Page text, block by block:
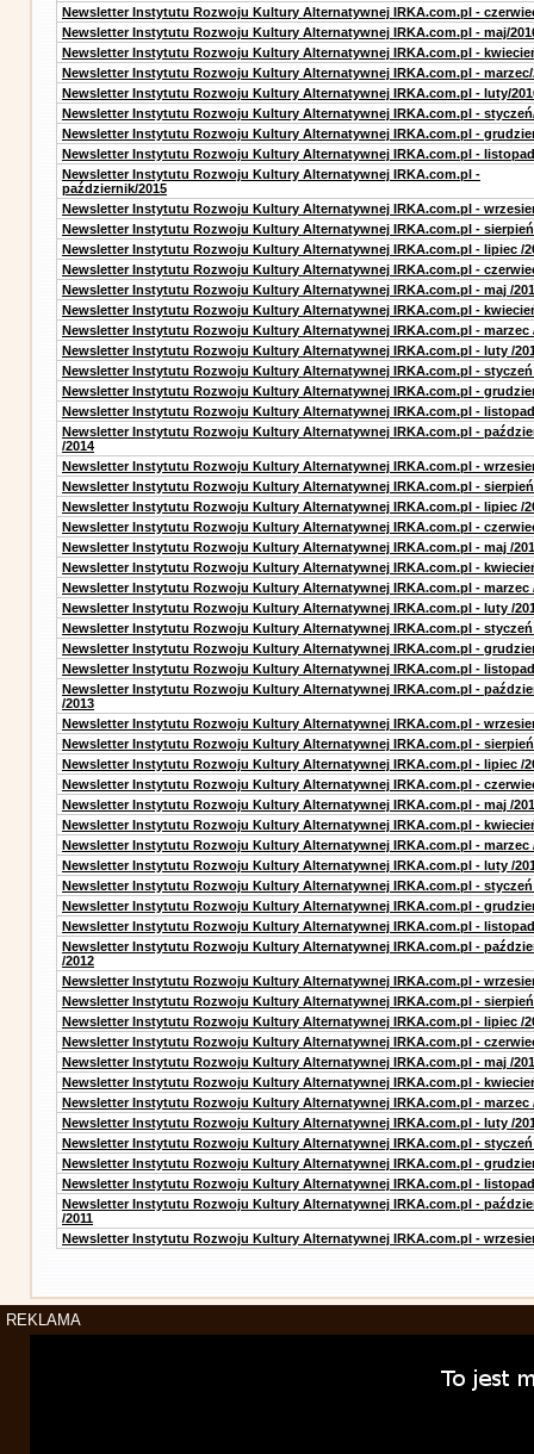
Newsletter Instytutu Rozwoju Kultury Alternatywnej IRKA.com.pl -
Newsletter Instytutu Rozwoju Kultury Alternatywnej IRKA.com.pl - maj/
Newsletter Instytutu Rozwoju Kultury Alternatywnej IRKA.com.pl -
Newsletter Instytutu Rozwoju Kultury Alternatywnej IRKA.com.pl - marzec/
Newsletter Instytutu Rozwoju Kultury Alternatywnej IRKA.com.pl - luty/
Newsletter Instytutu Rozwoju Kultury Alternatywnej IRKA.com.pl -
Newsletter Instytutu Rozwoju Kultury Alternatywnej IRKA.com.pl -
Newsletter Instytutu Rozwoju Kultury Alternatywnej IRKA.com.pl -
Newsletter Instytutu Rozwoju Kultury Alternatywnej IRKA.com.pl -
październik/2015
Newsletter Instytutu Rozwoju Kultury Alternatywnej IRKA.com.pl -
Newsletter Instytutu Rozwoju Kultury Alternatywnej IRKA.com.pl -
Newsletter Instytutu Rozwoju Kultury Alternatywnej IRKA.com.pl - lipiec /
Newsletter Instytutu Rozwoju Kultury Alternatywnej IRKA.com.pl -
Newsletter Instytutu Rozwoju Kultury Alternatywnej IRKA.com.pl - maj /
Newsletter Instytutu Rozwoju Kultury Alternatywnej IRKA.com.pl -
Newsletter Instytutu Rozwoju Kultury Alternatywnej IRKA.com.pl - marzec
Newsletter Instytutu Rozwoju Kultury Alternatywnej IRKA.com.pl - luty /
Newsletter Instytutu Rozwoju Kultury Alternatywnej IRKA.com.pl - styczeń
Newsletter Instytutu Rozwoju Kultury Alternatywnej IRKA.com.pl -
Newsletter Instytutu Rozwoju Kultury Alternatywnej IRKA.com.pl - listopad
Newsletter Instytutu Rozwoju Kultury Alternatywnej IRKA.com.pl -
/2014
Newsletter Instytutu Rozwoju Kultury Alternatywnej IRKA.com.pl -
Newsletter Instytutu Rozwoju Kultury Alternatywnej IRKA.com.pl - sierpień
Newsletter Instytutu Rozwoju Kultury Alternatywnej IRKA.com.pl - lipiec /
Newsletter Instytutu Rozwoju Kultury Alternatywnej IRKA.com.pl -
Newsletter Instytutu Rozwoju Kultury Alternatywnej IRKA.com.pl - maj /
Newsletter Instytutu Rozwoju Kultury Alternatywnej IRKA.com.pl -
Newsletter Instytutu Rozwoju Kultury Alternatywnej IRKA.com.pl - marzec
Newsletter Instytutu Rozwoju Kultury Alternatywnej IRKA.com.pl - luty /
Newsletter Instytutu Rozwoju Kultury Alternatywnej IRKA.com.pl - styczeń
Newsletter Instytutu Rozwoju Kultury Alternatywnej IRKA.com.pl -
Newsletter Instytutu Rozwoju Kultury Alternatywnej IRKA.com.pl - listopad
Newsletter Instytutu Rozwoju Kultury Alternatywnej IRKA.com.pl -
/2013
Newsletter Instytutu Rozwoju Kultury Alternatywnej IRKA.com.pl -
Newsletter Instytutu Rozwoju Kultury Alternatywnej IRKA.com.pl - sierpień
Newsletter Instytutu Rozwoju Kultury Alternatywnej IRKA.com.pl - lipiec /
Newsletter Instytutu Rozwoju Kultury Alternatywnej IRKA.com.pl -
Newsletter Instytutu Rozwoju Kultury Alternatywnej IRKA.com.pl - maj /
Newsletter Instytutu Rozwoju Kultury Alternatywnej IRKA.com.pl -
Newsletter Instytutu Rozwoju Kultury Alternatywnej IRKA.com.pl - marzec
Newsletter Instytutu Rozwoju Kultury Alternatywnej IRKA.com.pl - luty /
Newsletter Instytutu Rozwoju Kultury Alternatywnej IRKA.com.pl - styczeń
Newsletter Instytutu Rozwoju Kultury Alternatywnej IRKA.com.pl -
Newsletter Instytutu Rozwoju Kultury Alternatywnej IRKA.com.pl - listopad
Newsletter Instytutu Rozwoju Kultury Alternatywnej IRKA.com.pl -
/2012
Newsletter Instytutu Rozwoju Kultury Alternatywnej IRKA.com.pl -
Newsletter Instytutu Rozwoju Kultury Alternatywnej IRKA.com.pl - sierpień
Newsletter Instytutu Rozwoju Kultury Alternatywnej IRKA.com.pl - lipiec /
Newsletter Instytutu Rozwoju Kultury Alternatywnej IRKA.com.pl -
Newsletter Instytutu Rozwoju Kultury Alternatywnej IRKA.com.pl - maj /
Newsletter Instytutu Rozwoju Kultury Alternatywnej IRKA.com.pl -
Newsletter Instytutu Rozwoju Kultury Alternatywnej IRKA.com.pl - marzec
Newsletter Instytutu Rozwoju Kultury Alternatywnej IRKA.com.pl - luty /
Newsletter Instytutu Rozwoju Kultury Alternatywnej IRKA.com.pl - styczeń
Newsletter Instytutu Rozwoju Kultury Alternatywnej IRKA.com.pl -
Newsletter Instytutu Rozwoju Kultury Alternatywnej IRKA.com.pl - listopad
Newsletter Instytutu Rozwoju Kultury Alternatywnej IRKA.com.pl -
/2011
Newsletter Instytutu Rozwoju Kultury Alternatywnej IRKA.com.pl -
REKLAMA